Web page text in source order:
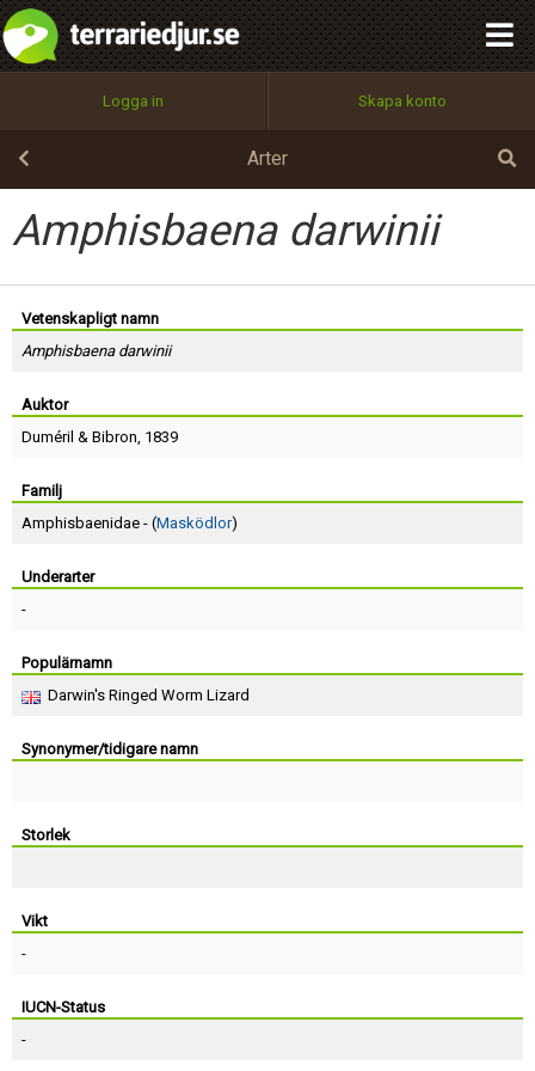
Logga in Skapa konto
Arter
Amphisbaena darwinii
Vetenskapligt namn
Amphisbaena darwinii
Auktor
Duméril & Bibron, 1839
Familj
Amphisbaenidae - (Masködlor)
Underarter
-
Populärnamn
Darwin's Ringed Worm Lizard
Synonymer/tidigare namn
Storlek
Vikt
-
IUCN-Status
-
Utför
100%
OK
integritetspolicy
Namn:
Epost:
Användarnamn:
Lösenord:
Terms of Service
Skapa konto
Begär nytt lösenord
Tillbaka till förstasidan